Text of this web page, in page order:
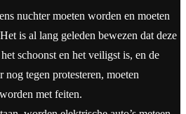
nuchter moeten worden en moeten
is al lang geleden bewezen dat deze
schoonst en het veiligst is, en de
tegen protesteren, moeten
met feiten.